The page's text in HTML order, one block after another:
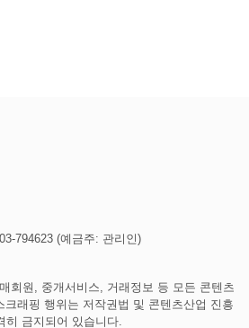
794623 (예금주: 관리인)
회원, 중개서비스, 거래정보 등 모든 콘텐츠
래핑 행위는 저작권법 및 콘텐츠산업 진흥
금지되어 있습니다.